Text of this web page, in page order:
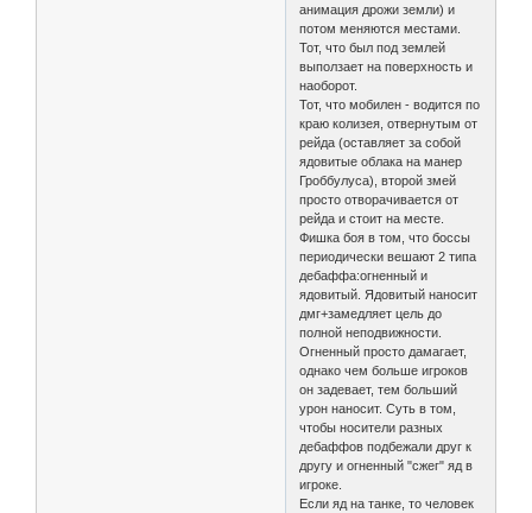
анимация дрожи земли) и
потом меняются местами.
Тот, что был под землей
выползает на поверхность и
наоборот.
Тот, что мобилен - водится по
краю колизея, отвернутым от
рейда (оставляет за собой
ядовитые облака на манер
Гроббулуса), второй змей
просто отворачивается от
рейда и стоит на месте.
Фишка боя в том, что боссы
периодически вешают 2 типа
дебаффа:огненный и
ядовитый. Ядовитый наносит
дмг+замедляет цель до
полной неподвижности.
Огненный просто дамагает,
однако чем больше игроков
он задевает, тем больший
урон наносит. Суть в том,
чтобы носители разных
дебаффов подбежали друг к
другу и огненный "сжег" яд в
игроке.
Если яд на танке, то человек